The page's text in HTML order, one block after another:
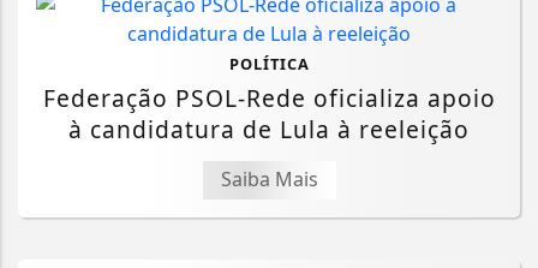
POLÍTICA
Federação PSOL-Rede oficializa apoio
à candidatura de Lula à reeleição
Saiba Mais